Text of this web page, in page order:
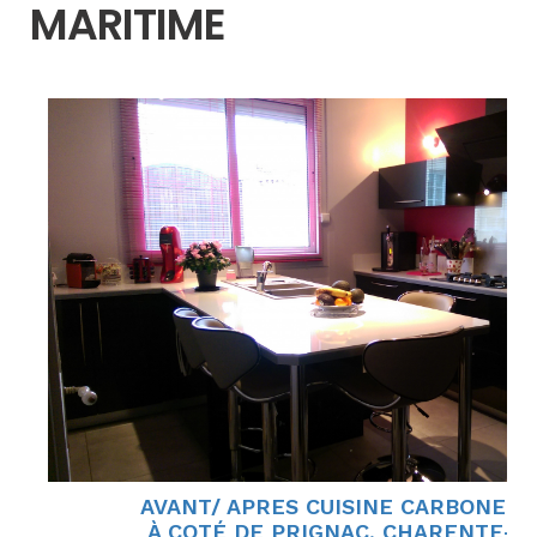
MARITIME
AVANT/ APRES CUISINE CARBONE
À COTÉ DE PRIGNAC, CHARENTE-